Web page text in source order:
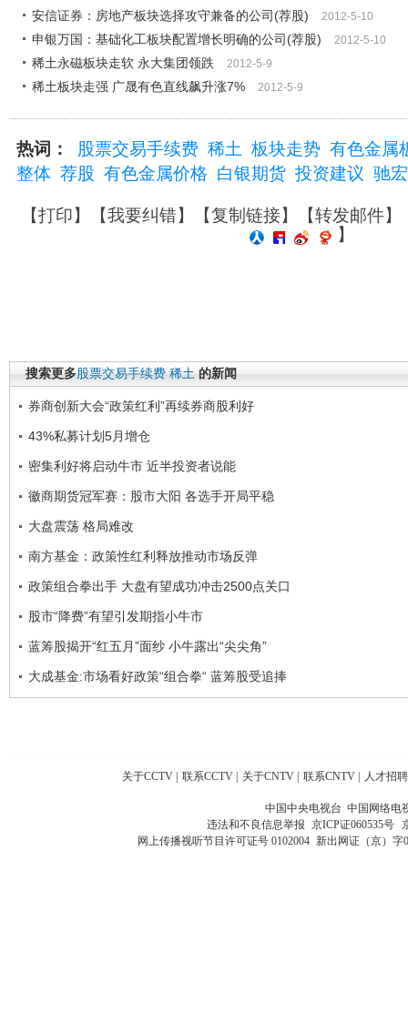
安信证券：房地产板块选择攻守兼备的公司(荐股) 2012-5-10
申银万国：基础化工板块配置增长明确的公司(荐股) 2012-5-10
稀土永磁板块走软 永大集团领跌 2012-5-9
稀土板块走强 广晟有色直线飙升涨7% 2012-5-9
热词： 股票交易手续费 稀土 板块走势 有色金属
整体 荐股 有色金属价格 白银期货 投资建议 驰宏
【打印】【我要纠错】【复制链接】【转发邮件】
】
搜索更多股票交易手续费 稀土 的新闻
券商创新大会“政策红利”再续券商股利好
43%私募计划5月增仓
密集利好将启动牛市 近半投资者说能
徽商期货冠军赛：股市大阳 各选手开局平稳
大盘震荡 格局难改
南方基金：政策性红利释放推动市场反弹
政策组合拳出手 大盘有望成功冲击2500点关口
股市“降费”有望引发期指小牛市
蓝筹股揭开“红五月”面纱 小牛露出“尖尖角”
大成基金:市场看好政策“组合拳“ 蓝筹股受追捧
关于CCTV 联系CCTV 关于CNTV 联系CNTV 人才招聘
中国中央电视台 中国网络电
违法和不良信息举报 京ICP证060535号
网上传播视听节目许可证号 0102004 新出网证（京）